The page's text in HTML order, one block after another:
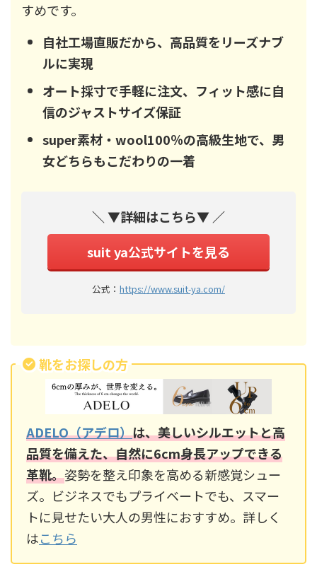
すめです。
自社工場直販だから、高品質をリーズナブ
ルに実現
オート採寸で手軽に注文、フィット感に自
信のジャストサイズ保証
super素材・wool100％の高級生地で、男
女どちらもこだわりの一着
＼ ▼詳細はこちら▼ ／
suit ya公式サイトを見る
公式： https://www.suit-ya.com/
靴をお探しの方
ADELO（アデロ）は、美しいシルエットと高
品質を備えた、自然に6cm身長アップできる
革靴。姿勢を整え印象を高める新感覚シュー
ズ。ビジネスでもプライベートでも、スマー
トに見せたい大人の男性におすすめ。詳しく
はこちら